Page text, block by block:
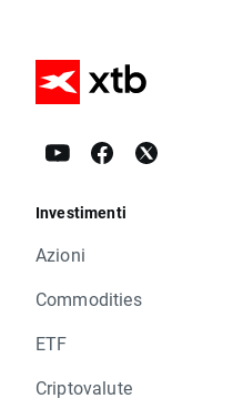
Investimenti
Azioni
Commodities
ETF
Criptovalute